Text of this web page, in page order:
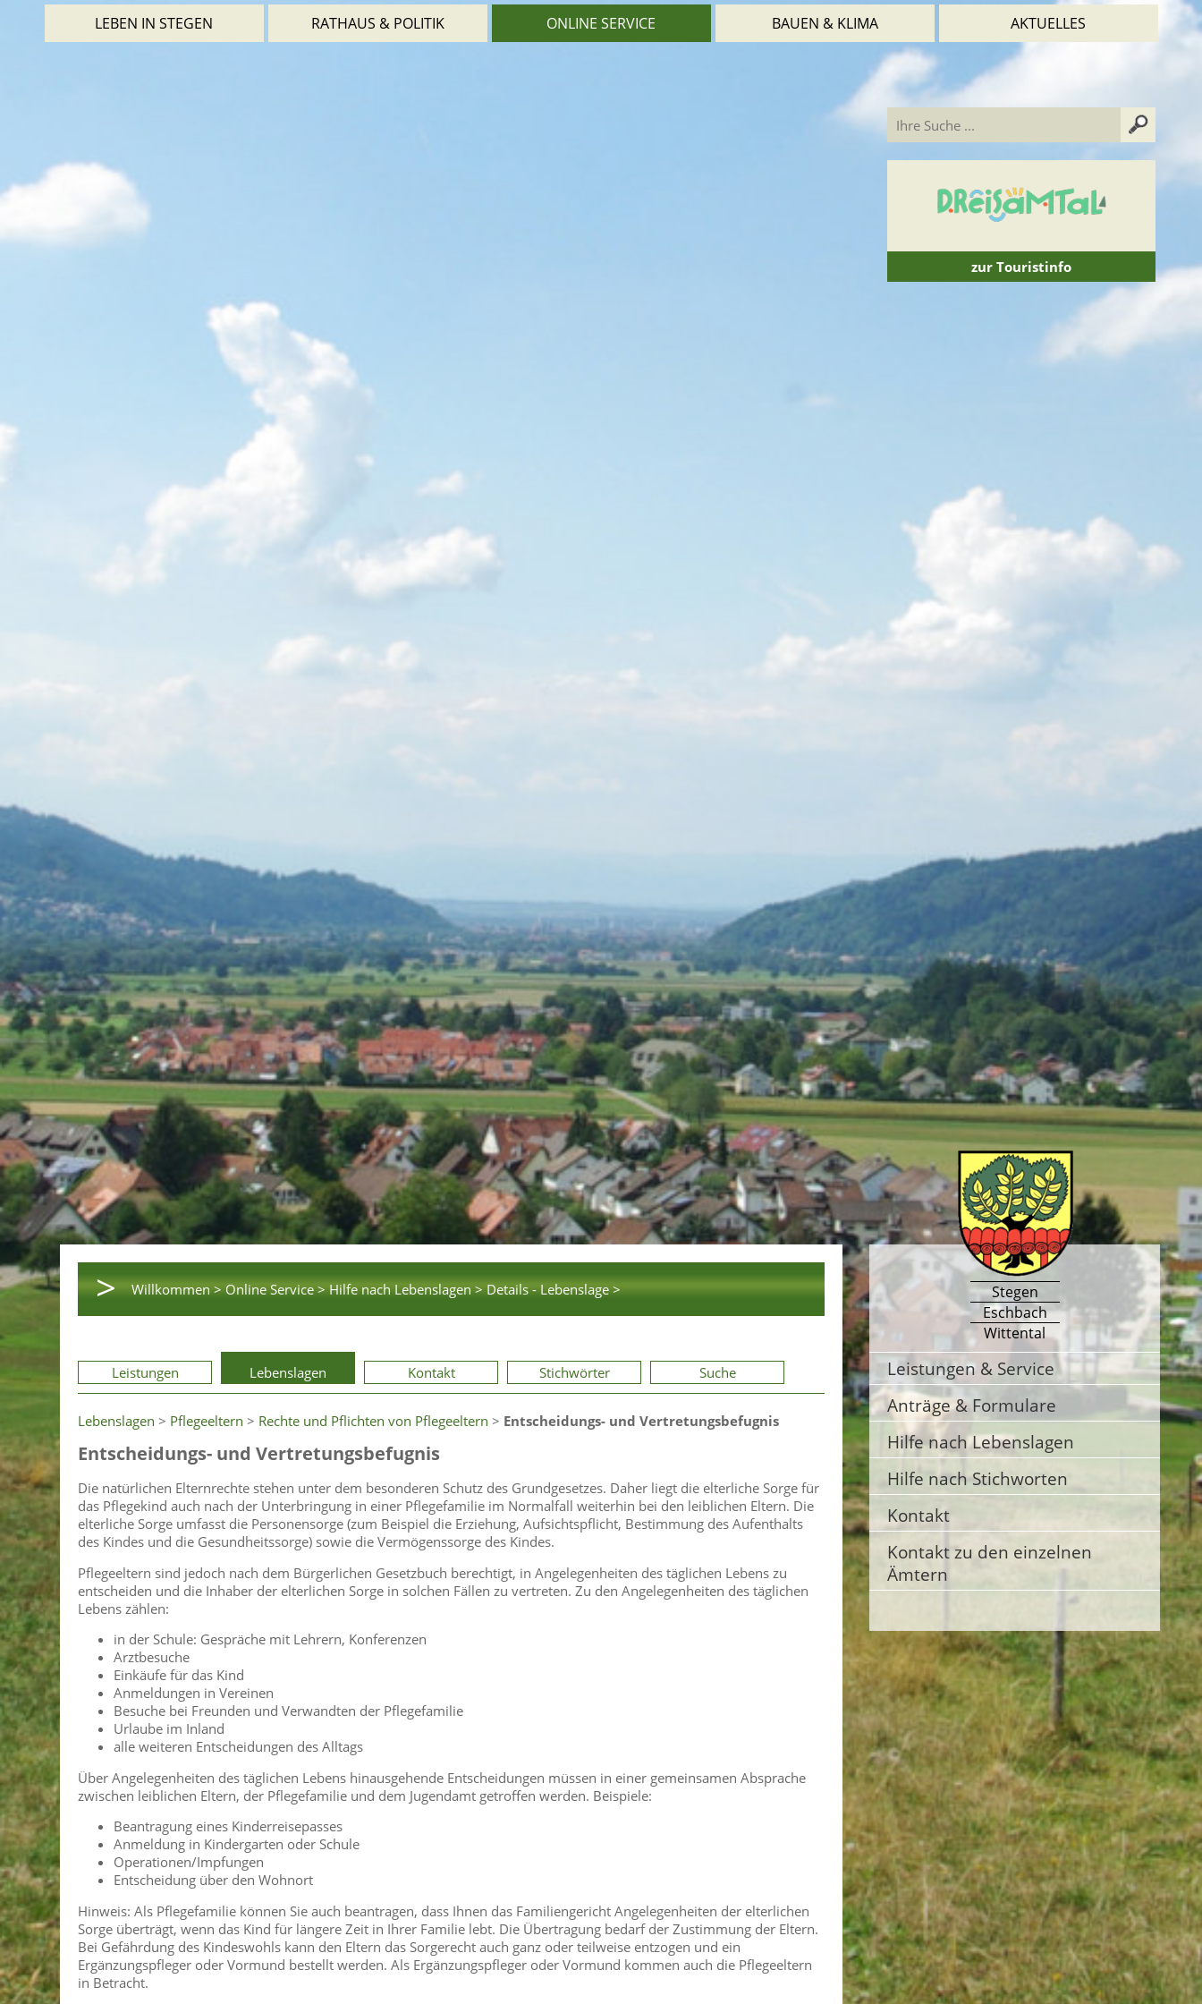
LEBEN IN STEGEN RATHAUS & POLITIK ONLINE SERVICE BAUEN & KLIMA AKTUELLES
zur Touristinfo
> Willkommen > Online Service > Hilfe nach Lebenslagen > Details - Lebenslage >
Leistungen Lebenslagen Kontakt Stichwörter Suche
Lebenslagen > Pflegeeltern > Rechte und Pflichten von Pflegeeltern > Entscheidungs- und Vertretungsbefugnis
Entscheidungs- und Vertretungsbefugnis
Die natürlichen Elternrechte stehen unter dem besonderen Schutz des Grundgesetzes. Daher liegt die elterliche Sorge für
das Pflegekind auch nach der Unterbringung in einer Pflegefamilie im Normalfall weiterhin bei den leiblichen Eltern. Die
elterliche Sorge umfasst die Personensorge (zum Beispiel die Erziehung, Aufsichtspflicht, Bestimmung des Aufenthalts
des Kindes und die Gesundheitssorge) sowie die Vermögenssorge des Kindes.
Pflegeeltern sind jedoch nach dem Bürgerlichen Gesetzbuch berechtigt, in Angelegenheiten des täglichen Lebens zu
entscheiden und die Inhaber der elterlichen Sorge in solchen Fällen zu vertreten. Zu den Angelegenheiten des täglichen
Lebens zählen:
in der Schule: Gespräche mit Lehrern, Konferenzen
Arztbesuche
Einkäufe für das Kind
Anmeldungen in Vereinen
Besuche bei Freunden und Verwandten der Pflegefamilie
Urlaube im Inland
alle weiteren Entscheidungen des Alltags
Über Angelegenheiten des täglichen Lebens hinausgehende Entscheidungen müssen in einer gemeinsamen Absprache
zwischen leiblichen Eltern, der Pflegefamilie und dem Jugendamt getroffen werden. Beispiele:
Beantragung eines Kinderreisepasses
Anmeldung in Kindergarten oder Schule
Operationen/Impfungen
Entscheidung über den Wohnort
Hinweis: Als Pflegefamilie können Sie auch beantragen, dass Ihnen das Familiengericht Angelegenheiten der elterlichen
Sorge überträgt, wenn das Kind für längere Zeit in Ihrer Familie lebt. Die Übertragung bedarf der Zustimmung der Eltern.
Bei Gefährdung des Kindeswohls kann den Eltern das Sorgerecht auch ganz oder teilweise entzogen und ein
Ergänzungspfleger oder Vormund bestellt werden. Als Ergänzungspfleger oder Vormund kommen auch die Pflegeeltern
in Betracht.
Stegen
Eschbach
Wittental
Leistungen & Service
Anträge & Formulare
Hilfe nach Lebenslagen
Hilfe nach Stichworten
Kontakt
Kontakt zu den einzelnen
Ämtern